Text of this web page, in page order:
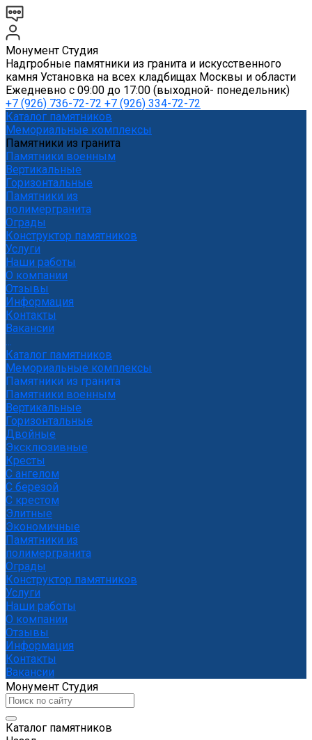
Монумент Студия
Надгробные памятники из гранита и искусственного
камня Установка на всех кладбищах Москвы и области
Ежедневно с 09:00 до 17:00 (выходной- понедельник)
+7 (926) 736-72-72 +7 (926) 334-72-72
Каталог памятников
Мемориальные комплексы
Памятники из гранита
Памятники военным
Вертикальные
Горизонтальные
Памятники из
полимергранита
Ограды
Конструктор памятников
Услуги
Наши работы
О компании
Отзывы
Информация
Контакты
Вакансии
...
Каталог памятников
Мемориальные комплексы
Памятники из гранита
Памятники военным
Вертикальные
Горизонтальные
Двойные
Эксклюзивные
Кресты
С ангелом
С березой
С крестом
Элитные
Экономичные
Памятники из
полимергранита
Ограды
Конструктор памятников
Услуги
Наши работы
О компании
Отзывы
Информация
Контакты
Вакансии
Монумент Студия
Каталог памятников